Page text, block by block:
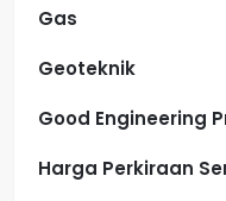
Gas
Geoteknik
Good Engineering
Harga Perkiraan